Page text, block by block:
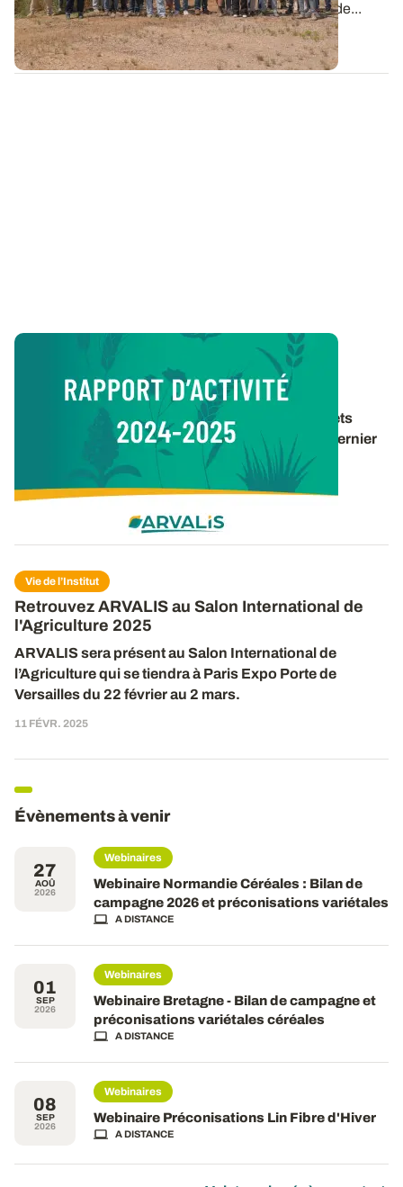
accueilli la remise des prix de la 6e édition de Clap de...
09 JUIN 2026
Rapport d’activité 2024-2025
Retrouvez un panorama des travaux et des projets
d’ARVALIS pour la période 2024-2025 dans le dernier
rapport d’activité de l’institut. 40 pages pour
Vie de l’Institut
Retrouvez ARVALIS au Salon International de
l'Agriculture 2025
ARVALIS sera présentau Salon International de
l’Agriculture qui se tiendra à Paris Expo Porte de
Versailles du 22 février au 2 mars.
11 FÉVR. 2025
Évènements à venir
27
AOÛ
2026
Webinaires
Webinaire Normandie Céréales : Bilan de
campagne 2026 et préconisations variétales
A DISTANCE
01
SEP
2026
Webinaires
Webinaire Bretagne - Bilan de campagne et
préconisations variétales céréales
A DISTANCE
08
SEP
2026
Webinaires
Webinaire Préconisations Lin Fibre d'Hiver
A DISTANCE